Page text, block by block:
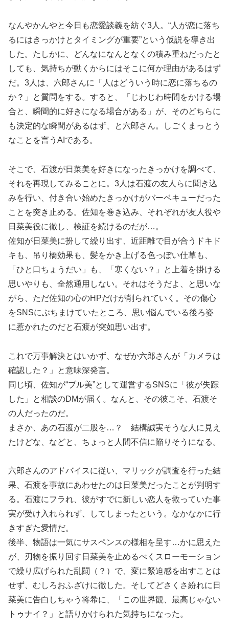
なんやかんやと今日も恋愛談義を紡ぐ3人。“人が恋に落ち
るにはきっかけとタイミングが重要”という仮説を導き出
した。たしかに、どんなになんとなくの積み重ねだったと
しても、気持ちが動くからにはそこに何か理由があるはず
だ。3人は、六郎さんに「人はどういう時に恋に落ちるの
か？」と質問をする。すると、「じわじわ時間をかける場
合と、瞬間的に好きになる場合がある」が、そのどちらに
も決定的な瞬間があるはず、と六郎さん。しごくまっとう
なことを言うAIである。
そこで、石渡が日菜美を好きになったきっかけを調べて、
それを再現してみることに。3人は石渡の友人らに聞き込
みを行い、付き合い始めたきっかけがバーベキューだった
ことを突き止める。佐知を巻き込み、それぞれが友人役や
日菜美役に徹し、検証を続けるのだが…。
佐知が日菜美に扮して繰り出す、近距離で目が合うドキド
キも、吊り橋効果も、髪をかき上げる色っぽい仕草も、
「ひと口ちょうだい」も、「寒くない？」と上着を掛ける
思いやりも、全然通用しない。それはそうだよ、と思いな
がら、ただ佐知の心のHPだけが削られていく。その傷心
をSNSにぶちまけていたところ、思い悩んでいる後ろ姿
に惹かれたのだと石渡が突如思い出す。
これで万事解決とはいかず、なぜか六郎さんが「カメラは
確認した？」と意味深発言。
同じ頃、佐知が“ブル美”として運営するSNSに「彼が失踪
した」と相談のDMが届く。なんと、その彼こそ、石渡そ
の人だったのだ。
まさか、あの石渡が二股を…？ 結構誠実そうな人に見え
たけどな、などと、ちょっと人間不信に陥りそうになる。
六郎さんのアドバイスに従い、マリックが調査を行った結
果、石渡を事故にあわせたのは日菜美だったことが判明す
る。石渡にフラれ、彼がすでに新しい恋人を救っていた事
実が受け入れられず、してしまったという。なかなかに行
きすぎた愛情だ。
後半、物語は一気にサスペンスの様相を呈す…かに思えた
が、刃物を振り回す日菜美を止めるべくスローモーション
で繰り広げられた乱闘（？）で、変に緊迫感を出すことは
せず、むしろおふざけに徹した。そしてどさくさ紛れに日
菜美に告白しちゃう将希に、「この世界観、最高じゃない
トゥナイ？」と語りかけられた気持ちになった。